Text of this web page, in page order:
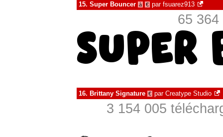
15. Super Bouncer à € par fsuarez913
65
16. Brittany Signature € par Creatype Studio
3 154 005